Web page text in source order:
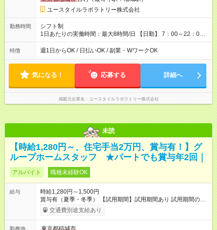
形態：本採用時と同じです。 給与：時給 1,230円以上
ユースタイルラボラトリー株式会社
勤務時間
シフト制
1日あたりの実働時間：最大8時間/日 【日勤】 7：00～22：00
の間で6～8時間勤務（休憩時間は法定通り） ※週1日～OK ／ 1
日6時間から勤務OK ／ 夜勤なし ＊＊ 勤務時間例 ＊＊ ■8時
※訪問先により変動 ※曜日固定（毎週同じ曜日勤務）
特徴 週1日からOK / 日払いOK / 副業・WワークOK
気になる！ 応募する 詳細へ
掲載元企業名 ユースタイルラボラトリー株式会社
未読
【時給1,280円～、住宅手当2万円、賞与有！】グ
ループホームスタッフ ★パートでも賞与年2回｜
アルバイト 職種未経験OK
給与
時給1,280円～1,500円
賞与有（夏季・冬季） 【試用期間】試用期間あり 試用期間の長
さ：3ヶ月 雇用形態、給与は本採用時と同じです。
交通費別途支給あり
勤務地 東京都稲城市